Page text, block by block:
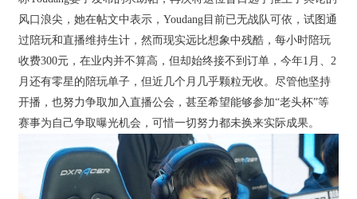
风口浪尖，她在帖文中表示，Youdang目前已无战队可依，试图通
过陪玩和直播维持生计，然而现实远比想象中残酷，每小时陪玩
收费300元，在业内并不算高，但却始终接不到订单，今年1月、2
月还有零星的陪玩单子，但近几个月几乎颗粒无收。尽管他坚持
开播，也努力争取加入直播公会，甚至希望能够参加“老头杯”等
赛事为自己争取曝光机会，可惜一切努力都未换来实际成果。